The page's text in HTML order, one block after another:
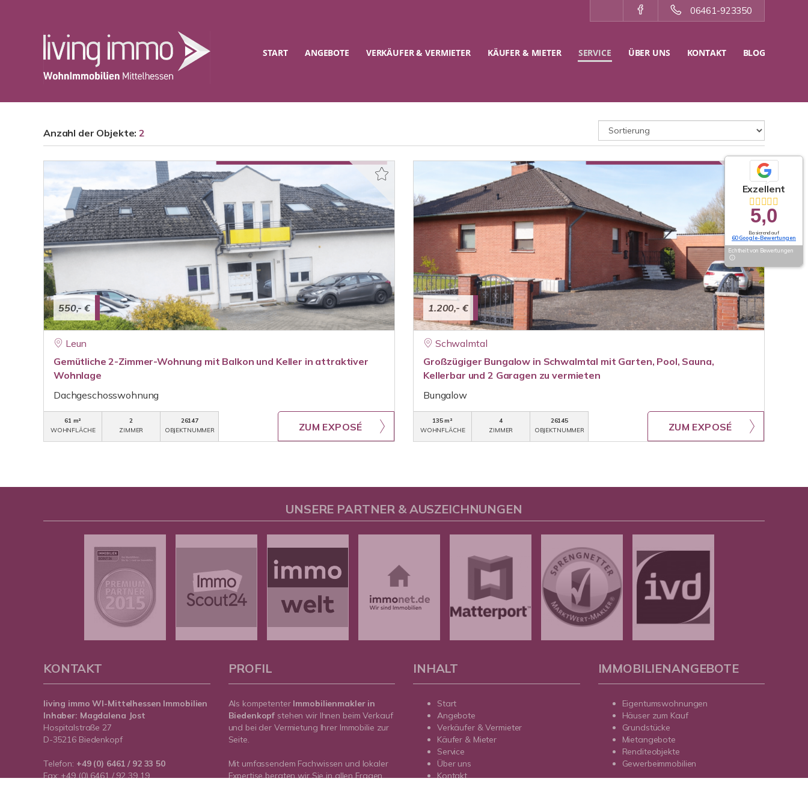
06461-923350
START ANGEBOTE VERKÄUFER & VERMIETER KÄUFER & MIETER SERVICE ÜBER UNS KONTAKT BLOG
Anzahl der Objekte:2
550,- €
Leun
Gemütliche 2-Zimmer-Wohnung mit Balkon und Keller in attraktiver
Wohnlage
Dachgeschosswohnung
61 m²
WOHNFLÄCHE
2
ZIMMER
26147
OBJEKTNUMMER
ZUM EXPOSÉ
1.200,- €
Schwalmtal
Großzügiger Bungalow in Schwalmtal mit Garten, Pool, Sauna,
Kellerbar und 2 Garagen zu vermieten
Bungalow
135 m²
WOHNFLÄCHE
4
ZIMMER
26145
OBJEKTNUMMER
ZUM EXPOSÉ
Exzellent
5,0
Basierend auf
60 Google-Bewertungen
Echtheit von Bewertungen
UNSERE PARTNER & AUSZEICHNUNGEN
KONTAKT
living immo WI-Mittelhessen Immobilien
Inhaber: Magdalena Jost
Hospitalstraße 27
D-35216 Biedenkopf
Telefon: +49 (0) 6461 / 92 33 50
Fax: +49 (0) 6461 / 92 39 19
PROFIL
Als kompetenter Immobilienmakler in
Biedenkopf stehen wir Ihnen beim Verkauf
und bei der Vermietung Ihrer Immobilie zur
Seite.
Mit umfassendem Fachwissen und lokaler
Expertise beraten wir Sie in allen Fragen
INHALT
Start
Angebote
Verkäufer & Vermieter
Käufer & Mieter
Service
Über uns
Kontakt
IMMOBILIENANGEBOTE
Eigentumswohnungen
Häuser zum Kauf
Grundstücke
Mietangebote
Renditeobjekte
Gewerbeimmobilien